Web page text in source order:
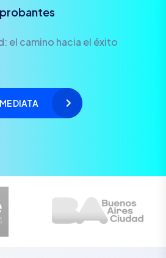
el camino hacia el éxito